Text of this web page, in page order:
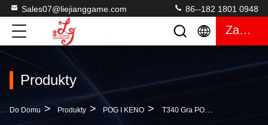
Sales07@liejianggame.com 86--182 1801 0948
Zacytować
Produkty
Do Domu > Produkty > POG I KENO > T340 Gra POG 510 Gra Płyty PCB POT O Gold 510 Maszyny Do Gier Do Sprzedaży